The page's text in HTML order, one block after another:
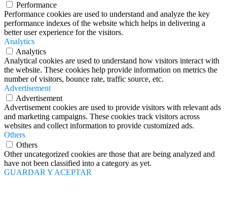
Performance
Performance cookies are used to understand and analyze the key
performance indexes of the website which helps in delivering a
better user experience for the visitors.
Analytics
Analytics
Analytical cookies are used to understand how visitors interact with
the website. These cookies help provide information on metrics the
number of visitors, bounce rate, traffic source, etc.
Advertisement
Advertisement
Advertisement cookies are used to provide visitors with relevant ads
and marketing campaigns. These cookies track visitors across
websites and collect information to provide customized ads.
Others
Others
Other uncategorized cookies are those that are being analyzed and
have not been classified into a category as yet.
GUARDAR Y ACEPTAR